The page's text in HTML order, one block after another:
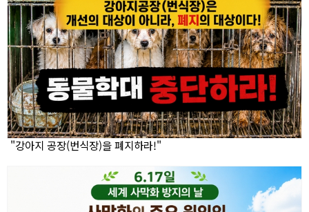
"강아지 공장(번식장)을 폐지하라!"